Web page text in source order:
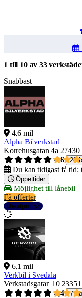
1 till 10 av 33
Snabbast
4,6 mil
Alpha Bilverkstad
Korrehusgatan 4a 27430
4,8
28
Du kan tidigast få tid:
Öppettider
Möjlighet till lånebil
Få offerter
Detaljer
6,1 mil
Verkbil i Svedala
Verkstadsgatan 10
4,4
71